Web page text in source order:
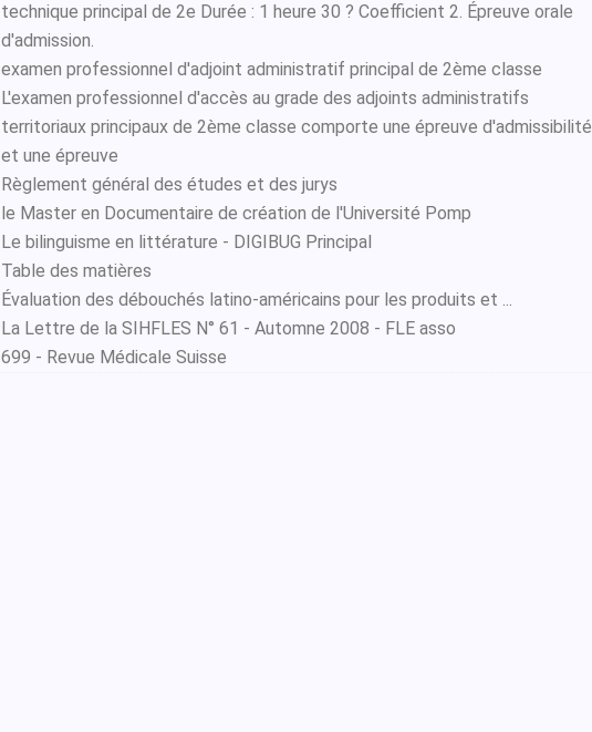
technique principal de 2e Durée : 1 heure 30 ? Coefficient 2. Épreuve orale
d'admission.
examen professionnel d'adjoint administratif principal de 2ème classe
L'examen professionnel d'accès au grade des adjoints administratifs
territoriaux principaux de 2ème classe comporte une épreuve d'admissibilité
et une épreuve
Règlement général des études et des jurys
le Master en Documentaire de création de l'Université Pomp
Le bilinguisme en littérature - DIGIBUG Principal
Table des matières
Évaluation des débouchés latino-américains pour les produits et ...
La Lettre de la SIHFLES N° 61 - Automne 2008 - FLE asso
699 - Revue Médicale Suisse